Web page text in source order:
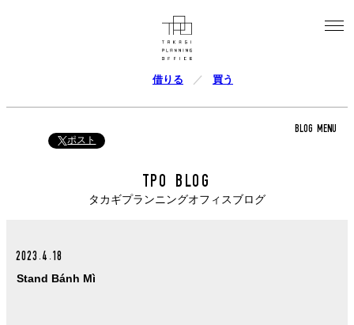
借りる 買う
ポスト
BLOG MENU
TPO BLOG
タカギプランニングオフィスブログ
2023.4.18
Stand Bánh Mì